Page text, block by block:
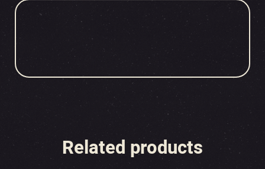
Related products